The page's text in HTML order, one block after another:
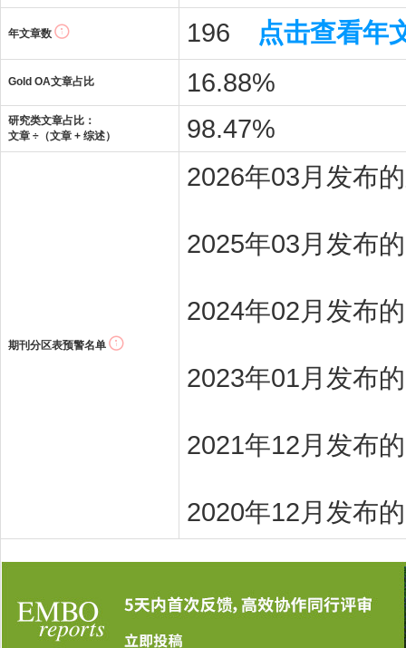
年文章数 196 点击查看年
Gold OA文章占比 16.88%
研究类文章占比：
文章 ÷（文章 + 综述）
98.47%
期刊分区表预警名单
2026年03月发布
2025年03月发布
2024年02月发布
2023年01月发布
2021年12月发布
2020年12月发布